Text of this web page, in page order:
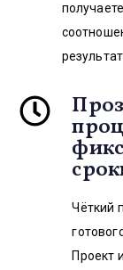
Чёткий
Проект